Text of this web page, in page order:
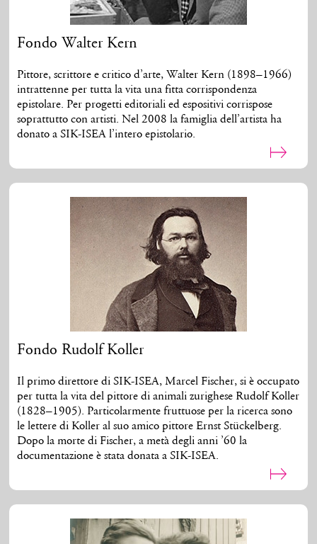
Fondo Walter Kern
Pittore, scrittore e critico d’arte, Walter Kern (1898–1966)
intrattenne per tutta la vita una fitta corrispondenza
epistolare. Per progetti editoriali ed espositivi corrispose
soprattutto con artisti. Nel 2008 la famiglia dell’artista ha
donato a SIK-ISEA l’intero epistolario.
Fondo Rudolf Koller
Il primo direttore di SIK-ISEA, Marcel Fischer, si è occupato
per tutta la vita del pittore di animali zurighese Rudolf Koller
(1828–1905). Particolarmente fruttuose per la ricerca sono
le lettere di Koller al suo amico pittore Ernst Stückelberg.
Dopo la morte di Fischer, a metà degli anni ’60 la
documentazione è stata donata a SIK-ISEA.